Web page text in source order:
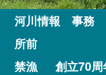
河川情報 事務
所前
禁漁
創立70